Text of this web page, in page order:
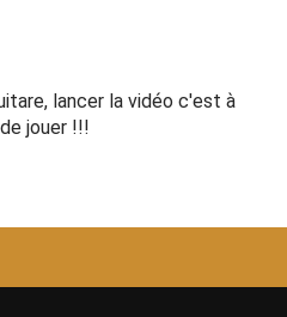
lancer la vidéo c'est à
jouer !!!